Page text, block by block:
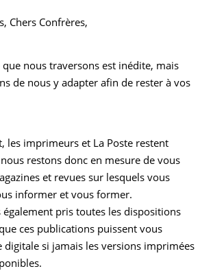
Chers Confrères,
que nous traversons est inédite, mais
de nous y adapter afin de rester à vos
les imprimeurs et La Poste restent
restons donc en mesure de vous
et revues sur lesquels vous
informer et vous former.
également pris toutes les dispositions
ces publications puissent vous
digitale si jamais les versions imprimées